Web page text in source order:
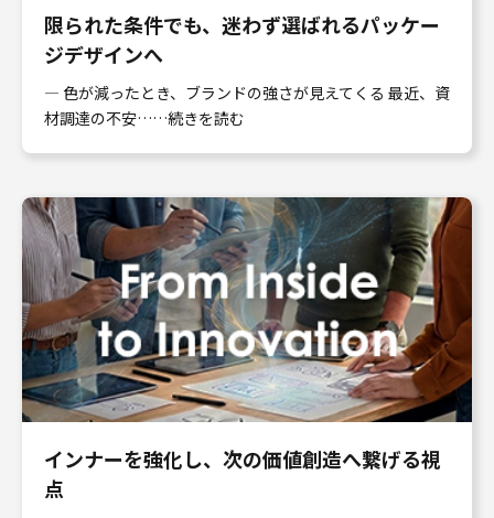
限られた条件でも、迷わず選ばれるパッケー
ジデザインへ
― 色が減ったとき、ブランドの強さが見えてくる 最近、資
材調達の不安……続きを読む
インナーを強化し、次の価値創造へ繋げる視
点